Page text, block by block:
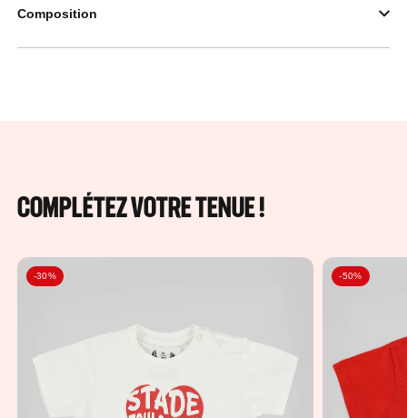
Composition
COMPLÉTEZ VOTRE TENUE !
-30% -50%